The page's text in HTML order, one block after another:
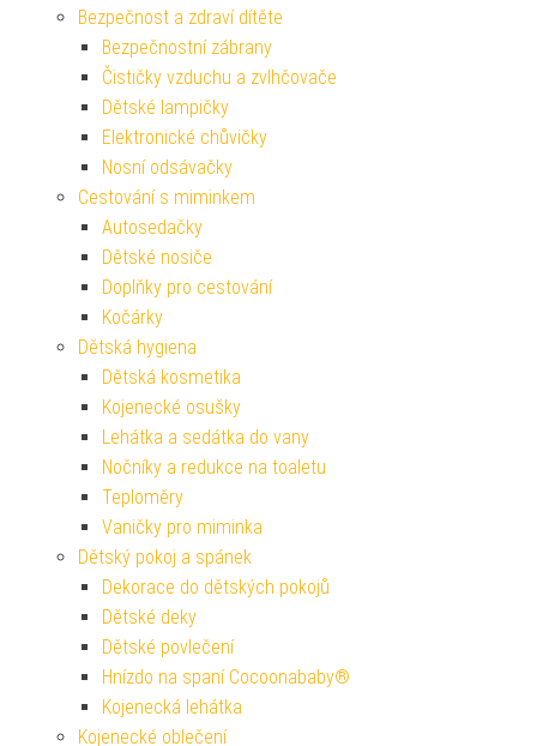
Bezpečnost a zdraví dítěte
Bezpečnostní zábrany
Čističky vzduchu a zvlhčovače
Dětské lampičky
Elektronické chůvičky
Nosní odsávačky
Cestování s miminkem
Autosedačky
Dětské nosiče
Doplňky pro cestování
Kočárky
Dětská hygiena
Dětská kosmetika
Kojenecké osušky
Lehátka a sedátka do vany
Nočníky a redukce na toaletu
Teploměry
Vaničky pro miminka
Dětský pokoj a spánek
Dekorace do dětských pokojů
Dětské deky
Dětské povlečení
Hnízdo na spaní Cocoonababy®
Kojenecká lehátka
Kojenecké oblečení